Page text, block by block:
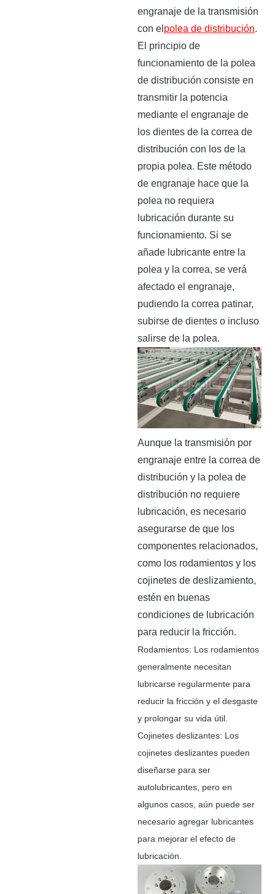
engranaje de la transmisión
con el polea de distribución.
El principio de
funcionamiento de la polea
de distribución consiste en
transmitir la potencia
mediante el engranaje de
los dientes de la correa de
distribución con los de la
propia polea. Este método
de engranaje hace que la
polea no requiera
lubricación durante su
funcionamiento. Si se
añade lubricante entre la
polea y la correa, se verá
afectado el engranaje,
pudiendo la correa patinar,
subirse de dientes o incluso
salirse de la polea.
Aunque la transmisión por
engranaje entre la correa de
distribución y la polea de
distribución no requiere
lubricación, es necesario
asegurarse de que los
componentes relacionados,
como los rodamientos y los
cojinetes de deslizamiento,
estén en buenas
condiciones de lubricación
para reducir la fricción.
Rodamientos: Los rodamientos
generalmente necesitan
lubricarse regularmente para
reducir la fricción y el desgaste
y prolongar su vida útil.
Cojinetes deslizantes: Los
cojinetes deslizantes pueden
diseñarse para ser
autolubricantes, pero en
algunos casos, aún puede ser
necesario agregar lubricantes
para mejorar el efecto de
lubricación.